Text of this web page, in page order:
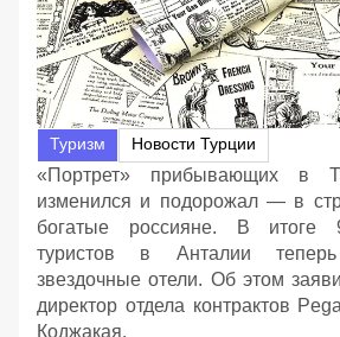
Туризм Новости Турции
«Портрет» прибывающих в
изменился и подорожал — в
богатые россияне. В итоге
туристов в Анталии
звездочные отели. Об этом
директор отдела контрактов
Коджакая.